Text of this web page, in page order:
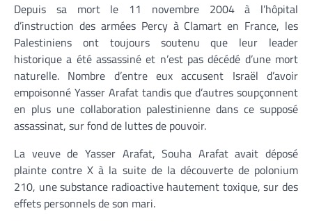
Depuis sa mort le 11 novembre 2004 à l’hôpital
d’instruction des armées Percy à Clamart en France, les
Palestiniens ont toujours soutenu que leur leader
historique a été assassiné et n’est pas décédé d’une mort
naturelle. Nombre d’entre eux accusent Israël d’avoir
empoisonné Yasser Arafat tandis que d’autres soupçonnent
en plus une collaboration palestinienne dans ce supposé
assassinat, sur fond de luttes de pouvoir.
La veuve de Yasser Arafat, Souha Arafat avait déposé
plainte contre X à la suite de la découverte de polonium
210, une substance radioactive hautement toxique, sur des
effets personnels de son mari.